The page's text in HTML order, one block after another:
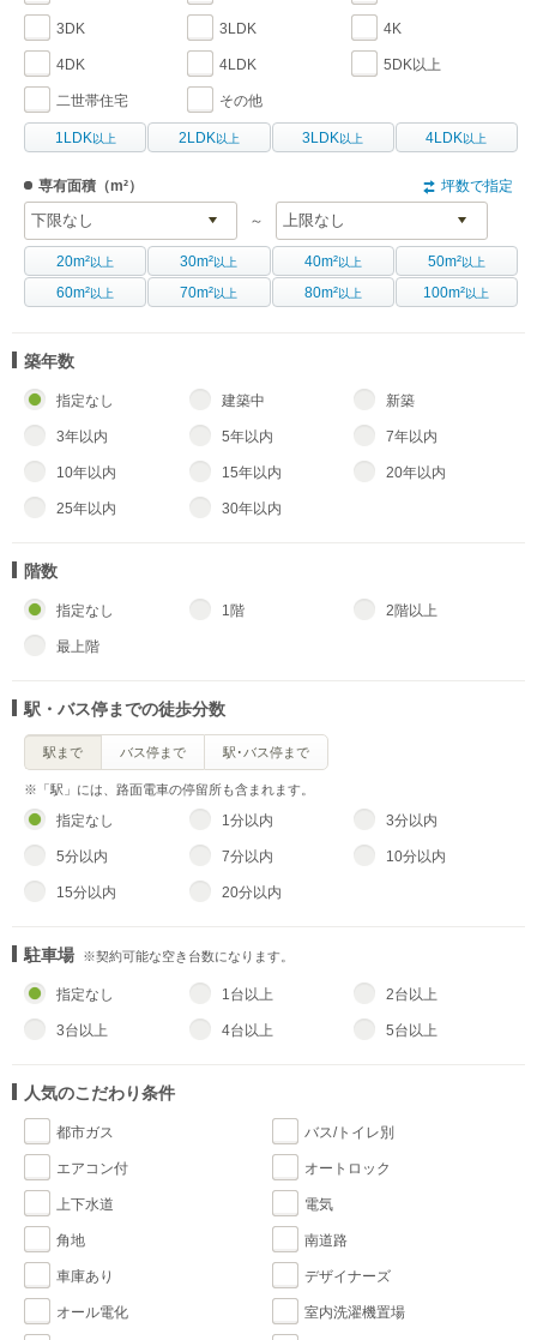
3DK 3LDK 4K
4DK 4LDK 5DK以上
二世帯住宅 その他
1LDK 以上 2LDK 以上 3LDK 以上 4LDK 以上
専有面積（m²） 坪数で指定
～
20m²以上 30m²以上 40m²以上 50m²以上
60m²以上 70m²以上 80m²以上 100m²以上
築年数
指定なし 建築中 新築
3年以内 5年以内 7年以内
10年以内 15年以内 20年以内
25年以内 30年以内
階数
指定なし 1階 2階以上
最上階
駅・バス停までの徒歩分数
駅まで バス停まで 駅･バス停まで
指定なし 1分以内 3分以内
5分以内 7分以内 10分以内
15分以内 20分以内
※「駅」には、路面電車の停留所も含まれます。
駐車場 ※契約可能な空き台数になります。
指定なし 1台以上 2台以上
3台以上 4台以上 5台以上
人気のこだわり条件
都市ガス バス/トイレ別
エアコン付 オートロック
上下水道 電気
角地 南道路
車庫あり デザイナーズ
オール電化 室内洗濯機置場